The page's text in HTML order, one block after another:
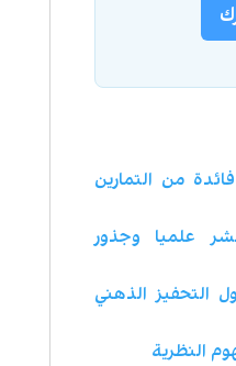
من التمارين
علميا وجذور
التحفيز الذهني
النظرية